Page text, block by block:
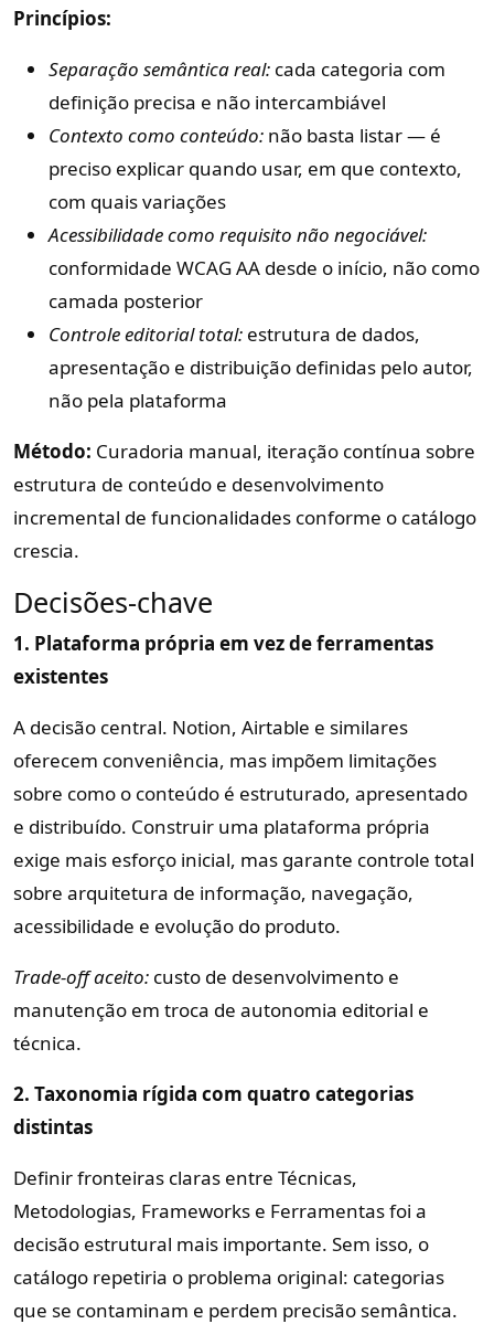
Princípios:
Separação semântica real: cada categoria com
definição precisa e não intercambiável
Contexto como conteúdo: não basta listar — é
preciso explicar quando usar, em que contexto,
com quais variações
Acessibilidade como requisito não negociável:
conformidade WCAG AA desde o início, não como
camada posterior
Controle editorial total: estrutura de dados,
apresentação e distribuição definidas pelo autor,
não pela plataforma
Método: Curadoria manual, iteração contínua sobre
estrutura de conteúdo e desenvolvimento
incremental de funcionalidades conforme o catálogo
crescia.
Decisões-chave
1. Plataforma própria em vez de ferramentas
existentes
A decisão central. Notion, Airtable e similares
oferecem conveniência, mas impõem limitações
sobre como o conteúdo é estruturado, apresentado
e distribuído. Construir uma plataforma própria
exige mais esforço inicial, mas garante controle total
sobre arquitetura de informação, navegação,
acessibilidade e evolução do produto.
Trade-off aceito: custo de desenvolvimento e
manutenção em troca de autonomia editorial e
técnica.
2. Taxonomia rígida com quatro categorias
distintas
Definir fronteiras claras entre Técnicas,
Metodologias, Frameworks e Ferramentas foi a
decisão estrutural mais importante. Sem isso, o
catálogo repetiria o problema original: categorias
que se contaminam e perdem precisão semântica.